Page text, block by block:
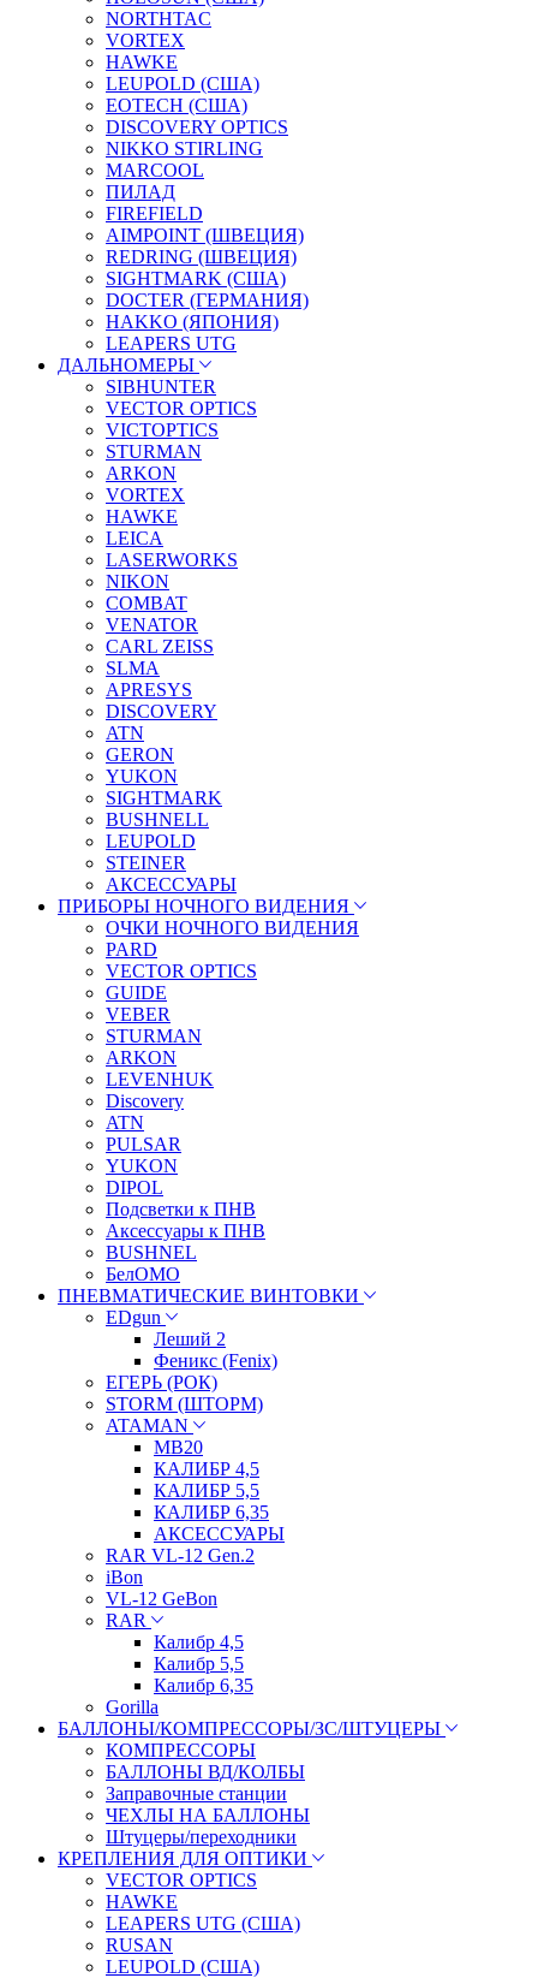
NORTHTAC
VORTEX
HAWKE
LEUPOLD (США)
EOTECH (США)
DISCOVERY OPTICS
NIKKO STIRLING
MARCOOL
ПИЛАД
FIREFIELD
AIMPOINT (ШВЕЦИЯ)
REDRING (ШВЕЦИЯ)
SIGHTMARK (США)
DOCTER (ГЕРМАНИЯ)
HAKKO (ЯПОНИЯ)
LEAPERS UTG
ДАЛЬНОМЕРЫ
SIBHUNTER
VECTOR OPTICS
VICTOPTICS
STURMAN
ARKON
VORTEX
HAWKE
LEICA
LASERWORKS
NIKON
COMBAT
VENATOR
CARL ZEISS
SLMA
APRESYS
DISCOVERY
ATN
GERON
YUKON
SIGHTMARK
BUSHNELL
LEUPOLD
STEINER
АКСЕССУАРЫ
ПРИБОРЫ НОЧНОГО ВИДЕНИЯ
ОЧКИ НОЧНОГО ВИДЕНИЯ
PARD
VECTOR OPTICS
GUIDE
VEBER
STURMAN
ARKON
LEVENHUK
Discovery
ATN
PULSAR
YUKON
DIPOL
Подсветки к ПНВ
Аксессуары к ПНВ
BUSHNEL
БелОМО
ПНЕВМАТИЧЕСКИЕ ВИНТОВКИ
EDgun
Леший 2
Феникс (Fenix)
ЕГЕРЬ (РОК)
STORM (ШТОРМ)
ATAMAN
МВ20
КАЛИБР 4,5
КАЛИБР 5,5
КАЛИБР 6,35
АКСЕССУАРЫ
RAR VL-12 Gen.2
iBon
VL-12 GeBon
RAR
Калибр 4,5
Калибр 5,5
Калибр 6,35
Gorilla
БАЛЛОНЫ/КОМПРЕССОРЫ/ЗС/ШТУЦЕРЫ
КОМПРЕССОРЫ
БАЛЛОНЫ ВД/КОЛБЫ
Заправочные станции
ЧЕХЛЫ НА БАЛЛОНЫ
Штуцеры/переходники
КРЕПЛЕНИЯ ДЛЯ ОПТИКИ
VECTOR OPTICS
HAWKE
LEAPERS UTG (США)
RUSAN
LEUPOLD (США)